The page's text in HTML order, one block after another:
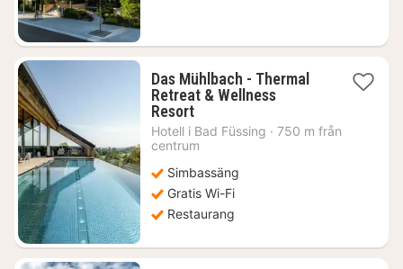
Das Mühlbach - Thermal
Retreat & Wellness
Resort1
natt
från
kr.
Hotell i Bad Füssing · 750 m från
centrum
Simbassäng
Gratis Wi-Fi
Restaurang